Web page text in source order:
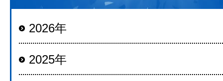
2026年
2025年